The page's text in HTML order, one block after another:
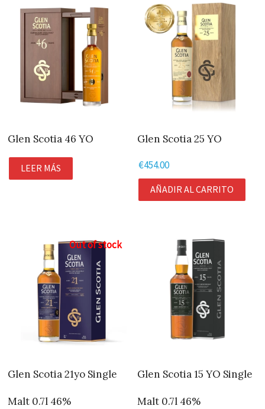
Glen Scotia 46 YO
LEER MÁS
Glen Scotia 25 YO
€454.00
AÑADIR AL CARRITO
Out of stock
Glen Scotia 21yo Single
Malt 0.7l 46%
Glen Scotia 15 YO Single
Malt 0.7l 46%